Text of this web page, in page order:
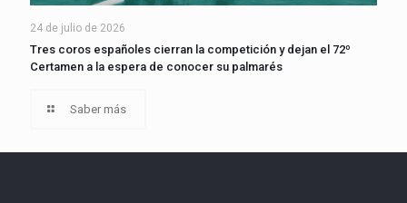
24 de julio de 2026
Tres coros españoles cierran la competición y dejan el 72º
Certamen a la espera de conocer su palmarés
Saber más